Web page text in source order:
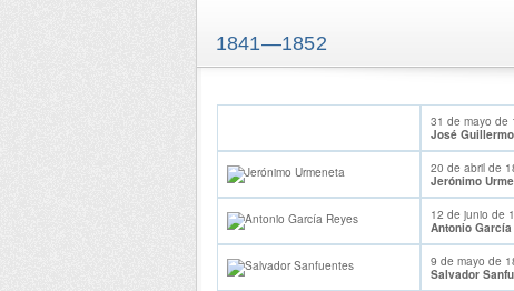
1841—1852
31 de mayo de
José
20 de abril de
Jerónimo
12 de junio de
Antonio
9 de mayo de
Salvador